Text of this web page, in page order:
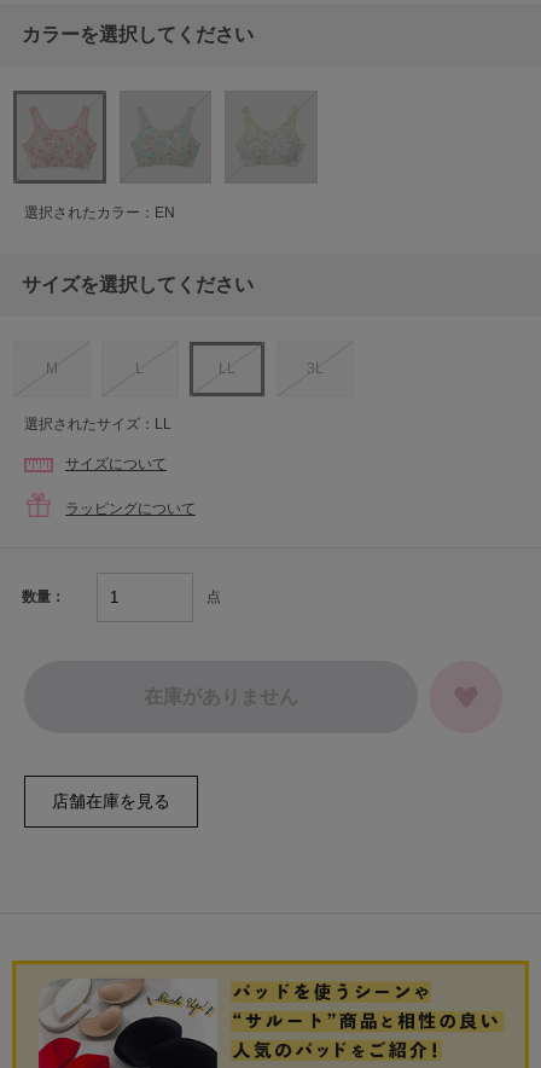
カラーを選択してください
選択されたカラー：EN
サイズを選択してください
M L LL 3L
選択されたサイズ：LL
サイズについて
ラッピングについて
数量： 点
在庫がありません